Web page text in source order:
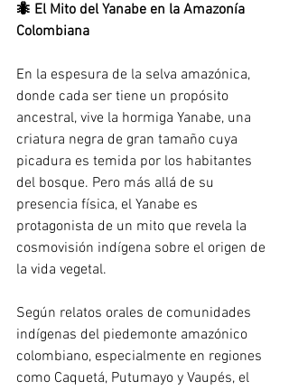
🐜 El Mito del Yanabe en la Amazonía
Colombiana
En la espesura de la selva amazónica,
donde cada ser tiene un propósito
ancestral, vive la hormiga Yanabe, una
criatura negra de gran tamaño cuya
picadura es temida por los habitantes
del bosque. Pero más allá de su
presencia física, el Yanabe es
protagonista de un mito que revela la
cosmovisión indígena sobre el origen de
la vida vegetal.
Según relatos orales de comunidades
indígenas del piedemonte amazónico
colombiano, especialmente en regiones
como Caquetá, Putumayo y Vaupés, el